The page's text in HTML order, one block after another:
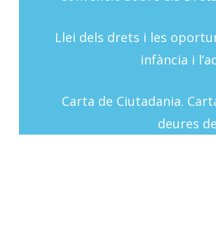
Llei dels drets i les
infància i
Carta de Ciutadania.
deures